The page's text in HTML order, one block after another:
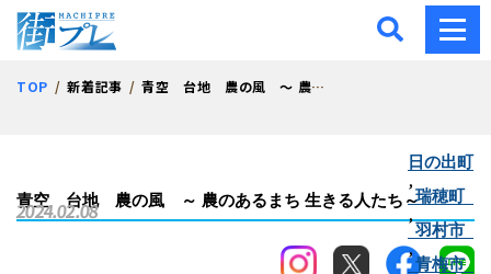
街プレ -東京・西多摩の
TOP 新着記事 青空 台地 農の風 ～ 農のあるまち 生きる人たち～
青空 台地 農の風 ～ 農のあるまち 生きる人たち～
2024.02.08
日の出町
,
瑞穂町
,
羽村市
,
青梅市